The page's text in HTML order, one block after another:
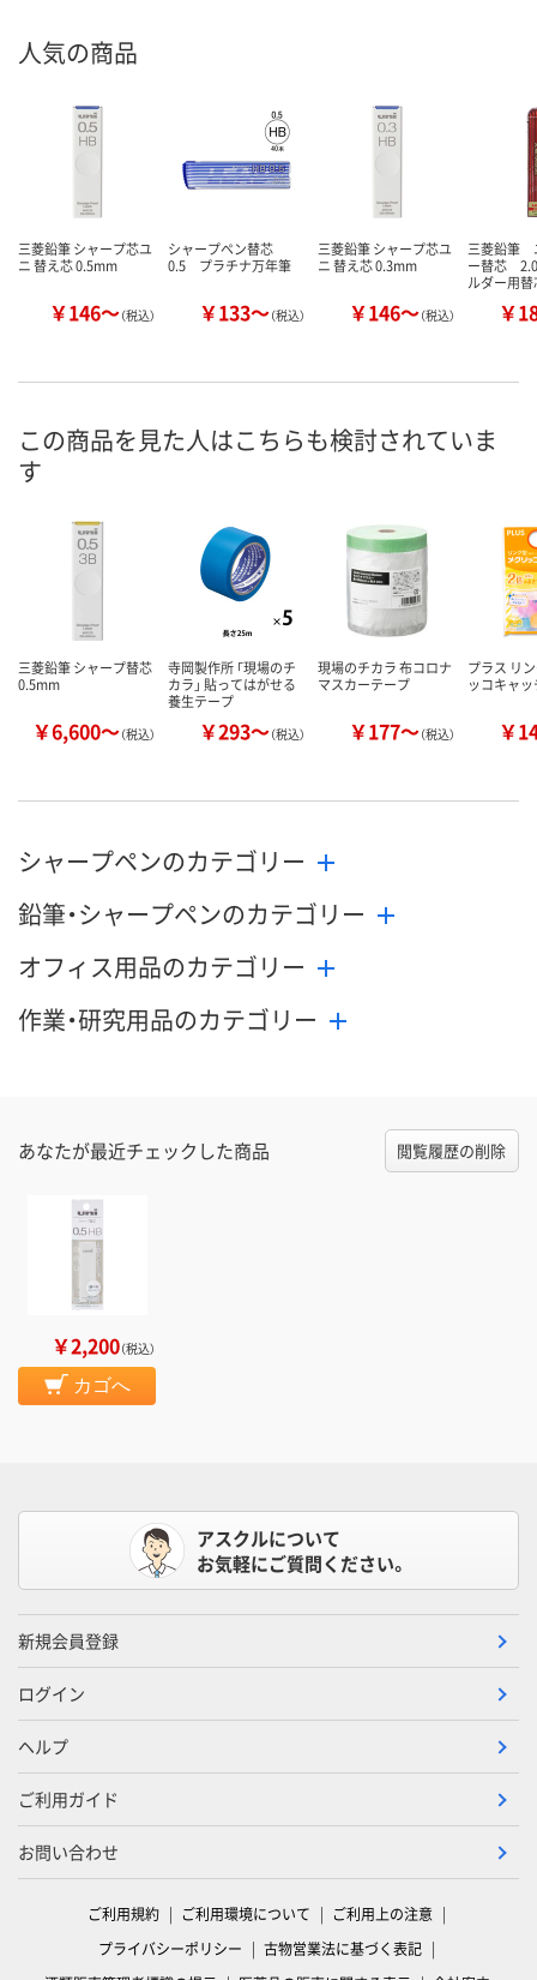
人気の商品
三菱鉛筆 シャープ芯ユ
ニ 替え芯 0.5mm
￥146～（税込）
シャープペン替芯
0.5 プラチナ万年筆
￥133～（税込）
三菱鉛筆 シャープ芯ユ
ニ 替え芯 0.3mm
￥146～（税込）
三菱鉛筆
ー替芯
ルダー用替
￥
この商品を見た人はこちらも検討されていま
す
三菱鉛筆 シャープ替芯
0.5mm
￥6,600～（税込）
寺岡製作所 「現場のチ
カラ」 貼ってはがせる
養生テープ
￥293～（税込）
現場のチカラ 布コロナ
マスカーテープ
￥177～（税込）
プラス リ
ッコキャッ
￥
シャープペンのカテゴリー
鉛筆・シャープペンのカテゴリー
オフィス用品のカテゴリー
作業・研究用品のカテゴリー
あなたが最近チェックした商品 閲覧履歴の削除
￥2,200（税込）
カゴへ
アスクルについて
お気軽にご質問ください。
新規会員登録
ログイン
ヘルプ
ご利用ガイド
お問い合わせ
ご利用規約 ご利用環境について
ご利用上の注意
プライバシーポリシー
古物営業法に基づく表記